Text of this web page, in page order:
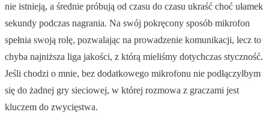
nie istnieją, a średnie próbują od czasu do czasu ukraść choć ułamek
sekundy podczas nagrania. Na swój pokręcony sposób mikrofon
spełnia swoją rolę, pozwalając na prowadzenie komunikacji, lecz to
chyba najniższa liga jakości, z którą mieliśmy dotychczas styczność.
Jeśli chodzi o mnie, bez dodatkowego mikrofonu nie podłączyłbym
się do żadnej gry sieciowej, w której rozmowa z graczami jest
kluczem do zwycięstwa.